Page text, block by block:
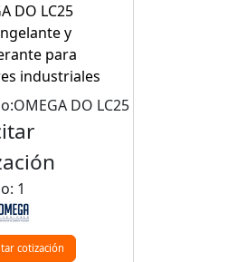
DO LC25
y
para
industriales
DO LC25
1
cotización